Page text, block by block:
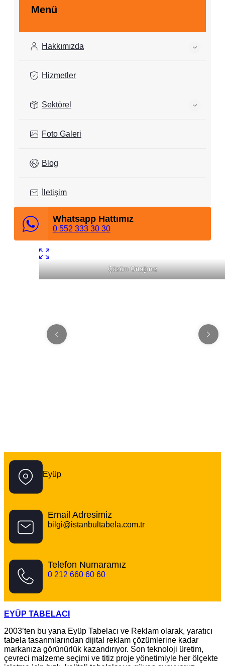
Menü
Hakkımızda
Hizmetler
Sektörel
Foto Galeri
Blog
İletişim
Whatsapp Hattımız
0 552 333 30 30
Uygun Fiyat
Eyüp
Email Adresimiz
bilgi@istanbultabela.com.tr
Telefon Numaramız
0 212 660 60 60
EYÜP TABELACI
2003’ten bu yana Eyüp Tabelacı ve Reklam olarak, yaratıcı
tabela tasarımlarından dijital reklam çözümlerine kadar
markanıza görünürlük kazandırıyor. Son teknoloji üretim,
çevreci malzeme seçimi ve titiz proje yönetimiyle her ölçekte